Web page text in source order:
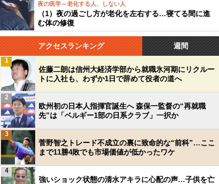
夜の医学～老化する人、しない人
（1）夜の過ごし方が老化を左右する…寝てる間に進
む体の修復
アクセスランキング 週間
佐藤二朗は信州大経済学部から就職氷河期にリクルー
トに入社も、わずか1日で辞めて役者の道へ
1
欧州初の日本人指揮官誕生へ 森保一監督の“再就職
先”は「ベルギー1部の日系クラブ」一択か
2
菅野智之トレード不成立の裏に致命的な“前科”…ここ
まで11勝4敗でも市場価値が低かったワケ
3
強いショック状態の清水アキラに心配の声…子供を亡
4